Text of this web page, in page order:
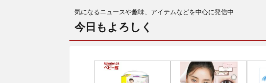
気になるニュースや趣味、アイテムなどを中心に発信中
今日もよろしく